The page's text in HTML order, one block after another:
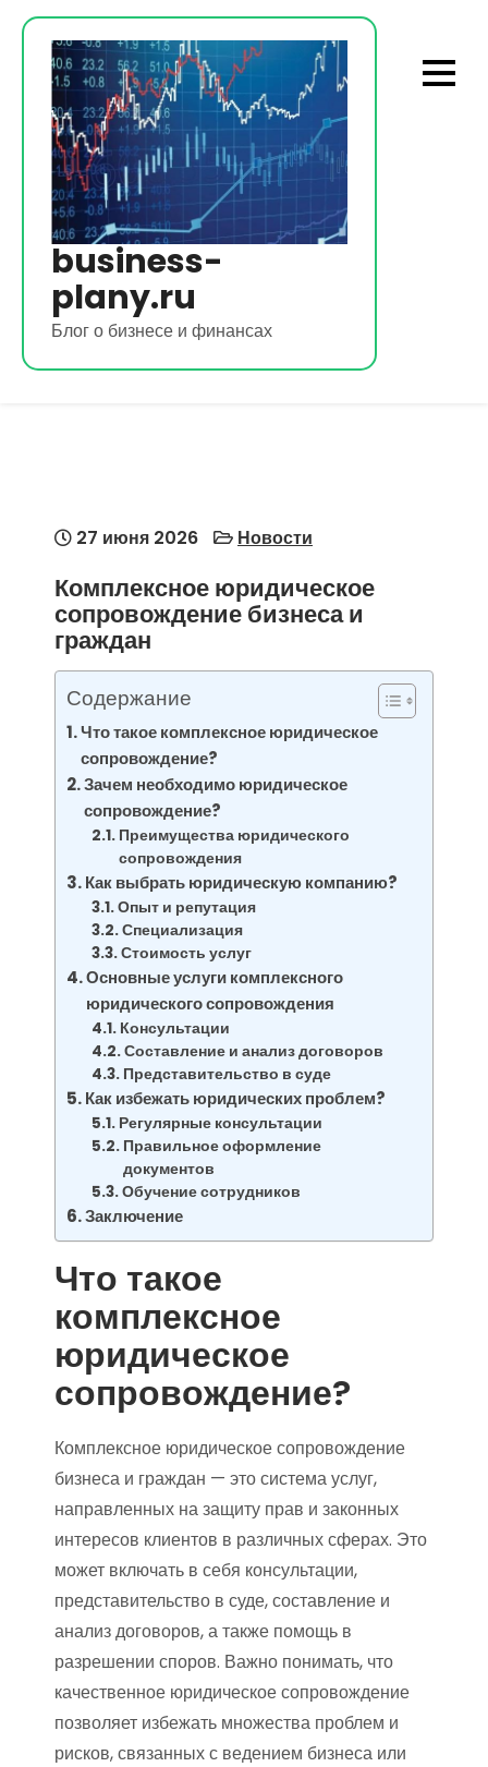
Перейти
содержимому
business-
plany.ru
Блог о бизнесе и финансах
27 июня 2026 Новости
Комплексное юридическое
сопровождение бизнеса и
граждан
Содержание
Что такое комплексное юридическое
сопровождение?
Зачем необходимо юридическое
сопровождение?
Преимущества юридического
сопровождения
Как выбрать юридическую компанию?
Опыт и репутация
Специализация
Стоимость услуг
Основные услуги комплексного
юридического сопровождения
Консультации
Составление и анализ договоров
Представительство в суде
Как избежать юридических проблем?
Регулярные консультации
Правильное оформление
документов
Обучение сотрудников
Заключение
Что такое
комплексное
юридическое
сопровождение?
Комплексное юридическое сопровождение
бизнеса и граждан — это система услуг,
направленных на защиту прав и законных
интересов клиентов в различных сферах. Это
может включать в себя консультации,
представительство в суде, составление и
анализ договоров, а также помощь в
разрешении споров. Важно понимать, что
качественное юридическое сопровождение
позволяет избежать множества проблем и
рисков, связанных с ведением бизнеса или